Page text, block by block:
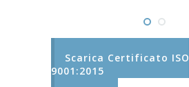
Scarica Certificato ISO
9001:2015